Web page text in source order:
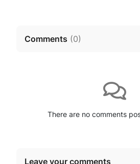
Comments (0)
There are no comments
Leave your comments